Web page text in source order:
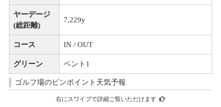
ヤーデージ
(総距離)
7,229y
コース IN / OUT
グリーン ベント1
ゴルフ場のピンポイント天気予報
右にスワイプで詳細ご覧いただけます